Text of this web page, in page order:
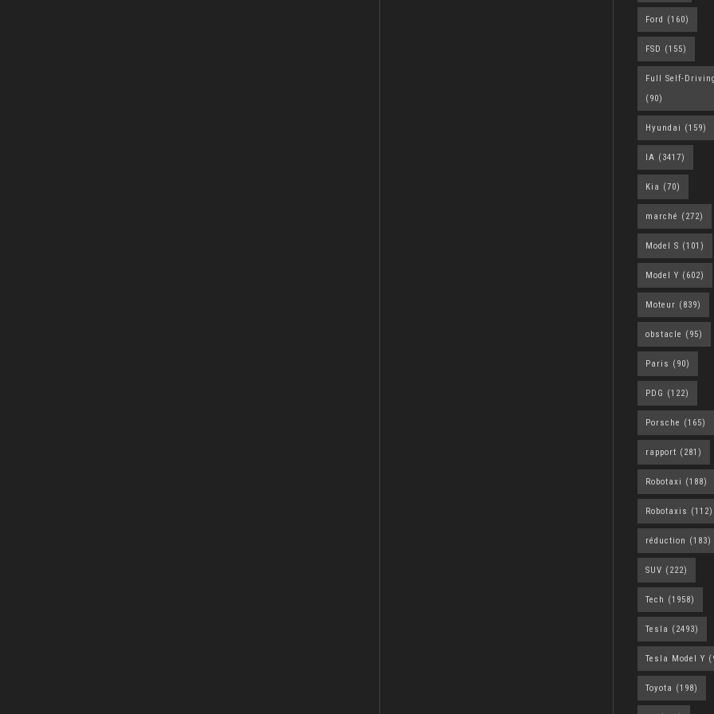
Ford (160)
FSD (155)
Full Self-
(90)
Hyundai (159)
IA (3417)
Kia (70)
marché (272)
Model S (101)
Model Y (602)
Moteur (839)
obstacle (95)
Paris (90)
PDG (122)
Porsche (165)
rapport (281)
Robotaxi (188)
Robotaxis (112)
réduction (183)
SUV (222)
Tech (1958)
Tesla (2493)
Tesla Model Y
Toyota (198)